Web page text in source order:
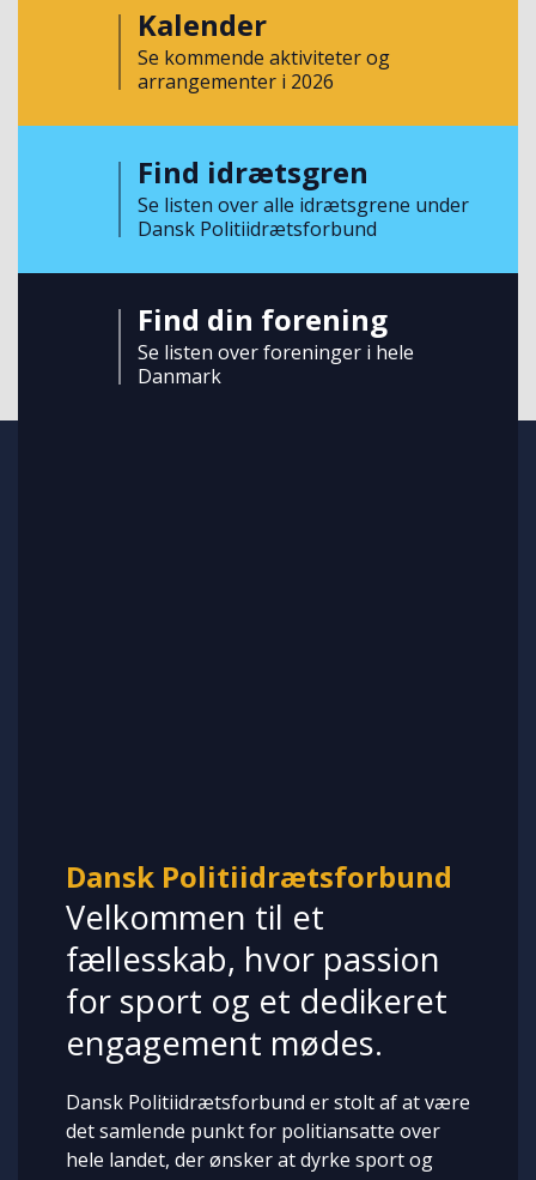
Kalender
Se kommende aktiviteter og
arrangementer i 2026
Find idrætsgren
Se listen over alle idrætsgrene under
Dansk Politiidrætsforbund
Find din forening
Se listen over foreninger i hele
Danmark
Dansk Politiidrætsforbund
Velkommen til et
fællesskab, hvor passion
for sport og et dedikeret
engagement mødes.
Dansk Politiidrætsforbund er stolt af at være
det samlende punkt for politiansatte over
hele landet, der ønsker at dyrke sport og